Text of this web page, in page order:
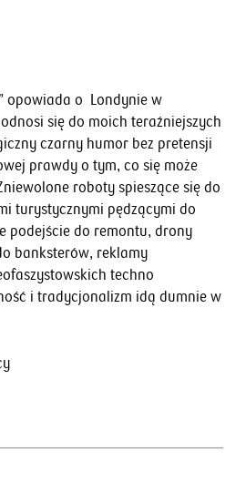
opowiada o Londynie w
się do moich teraźniejszych
czarny humor bez pretensji
prawdy o tym, co się może
roboty spieszące się do
turystycznymi pędzącymi do
podejście do remontu, drony
banksterów, reklamy
techno
i tradycjonalizm idą dumnie w